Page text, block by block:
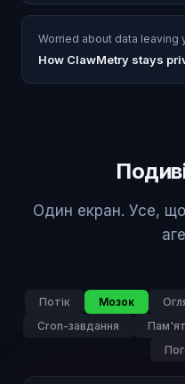
Worried about data leaving
How ClawMetry stays
Один екран. Усе,
Потік Мозок
Cron-завдання